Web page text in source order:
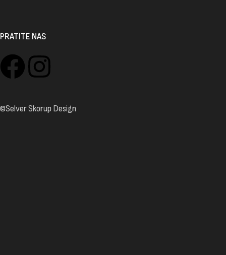
PRATITE NAS
©Selver Skorup Design